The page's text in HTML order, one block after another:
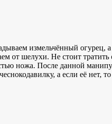
измельчённый огурец, а
от шелухи. Не стоит
ножа. После данной
а если её нет,